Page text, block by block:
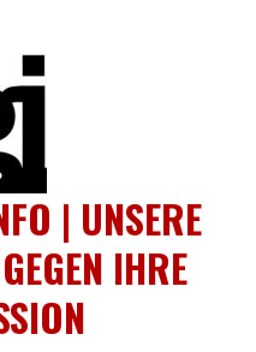
| UNSERE
IHRE